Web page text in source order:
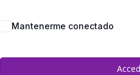
Alternative:
Mantenerme conectado